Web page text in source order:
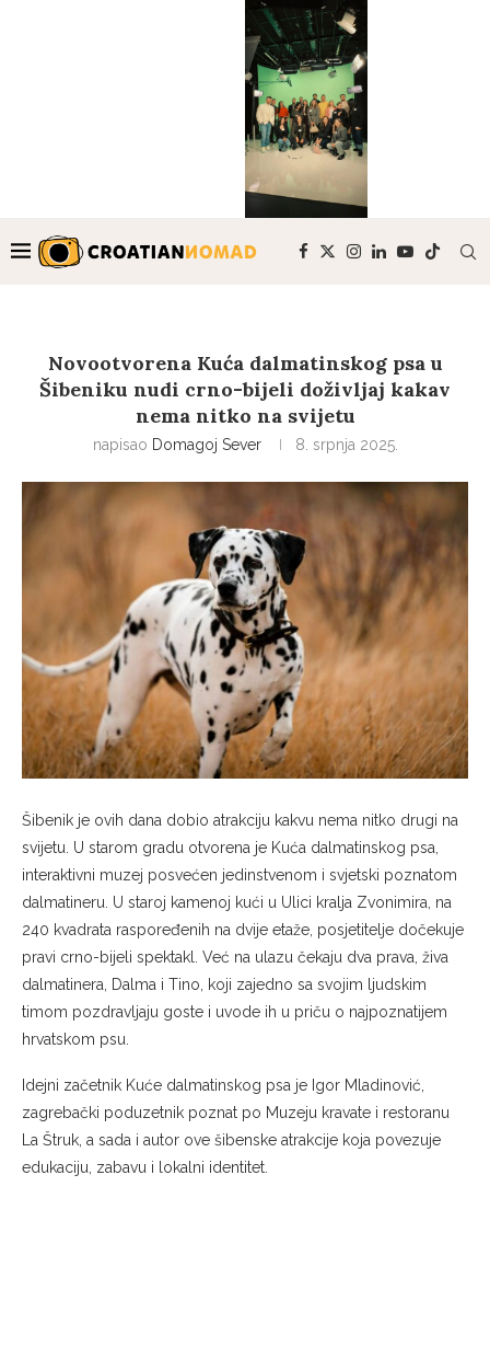
Novootvorena Kuća dalmatinskog psa u
Šibeniku nudi crno-bijeli doživljaj kakav
nema nitko na svijetu
napisao Domagoj Sever 8. srpnja 2025.
Šibenik je ovih dana dobio atrakciju kakvu nema nitko drugi na
svijetu. U starom gradu otvorena je Kuća dalmatinskog psa,
interaktivni muzej posvećen jedinstvenom i svjetski poznatom
dalmatineru. U staroj kamenoj kući u Ulici kralja Zvonimira, na
240 kvadrata raspoređenih na dvije etaže, posjetitelje dočekuje
pravi crno-bijeli spektakl. Već na ulazu čekaju dva prava, živa
dalmatinera, Dalma i Tino, koji zajedno sa svojim ljudskim
timom pozdravljaju goste i uvode ih u priču o najpoznatijem
hrvatskom psu.
Idejni začetnik Kuće dalmatinskog psa je Igor Mladinović,
zagrebački poduzetnik poznat po Muzeju kravate i restoranu
La Štruk, a sada i autor ove šibenske atrakcije koja povezuje
edukaciju, zabavu i lokalni identitet.